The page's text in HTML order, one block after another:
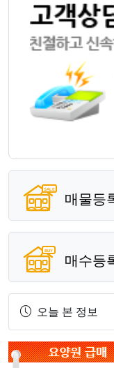
매물등
매수등
오늘 본 정보